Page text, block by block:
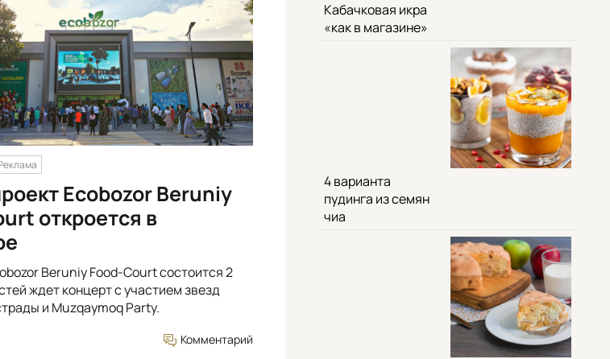
Ecobozor Beruniy
откроется в
Beruniy Food-Court состоится 2
ждет концерт с участием звезд
и Muzqaymoq Party.
Комментарий
Кабачковая икра
«как в магазине»
4 варианта
пудинга из семян
чиа